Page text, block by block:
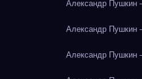
Александр Пушкин
Александр Пушкин
Александр Пушкин